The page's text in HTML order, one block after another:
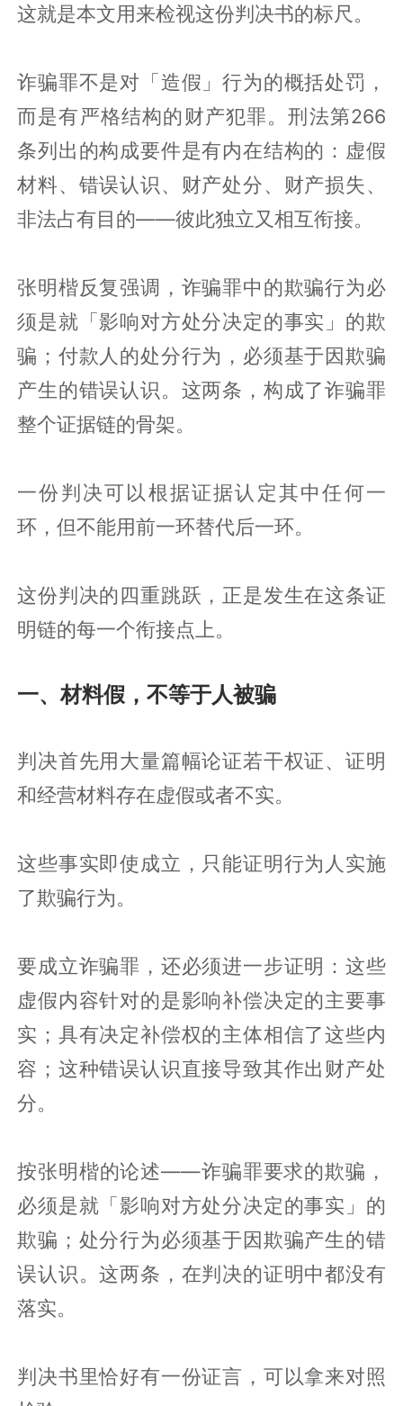
这就是本文用来检视这份判决书的标尺。
诈骗罪不是对「造假」行为的概括处罚，
而是有严格结构的财产犯罪。刑法第266
条列出的构成要件是有内在结构的：虚假
材料、错误认识、财产处分、财产损失、
非法占有目的——彼此独立又相互衔接。
张明楷反复强调，诈骗罪中的欺骗行为必
须是就「影响对方处分决定的事实」的欺
骗；付款人的处分行为，必须基于因欺骗
产生的错误认识。这两条，构成了诈骗罪
整个证据链的骨架。
一份判决可以根据证据认定其中任何一
环，但不能用前一环替代后一环。
这份判决的四重跳跃，正是发生在这条证
明链的每一个衔接点上。
一、材料假，不等于人被骗
判决首先用大量篇幅论证若干权证、证明
和经营材料存在虚假或者不实。
这些事实即使成立，只能证明行为人实施
了欺骗行为。
要成立诈骗罪，还必须进一步证明：这些
虚假内容针对的是影响补偿决定的主要事
实；具有决定补偿权的主体相信了这些内
容；这种错误认识直接导致其作出财产处
分。
按张明楷的论述——诈骗罪要求的欺骗，
必须是就「影响对方处分决定的事实」的
欺骗；处分行为必须基于因欺骗产生的错
误认识。这两条，在判决的证明中都没有
落实。
判决书里恰好有一份证言，可以拿来对照